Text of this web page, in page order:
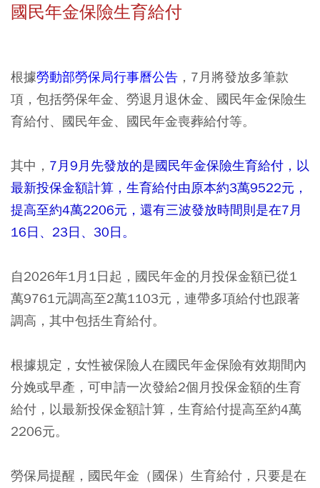
國民年金保險生育給付
根據勞動部勞保局行事曆公告 ，7月將發放多筆款
項，包括勞保年金、勞退月退休金、國民年金保險生
育給付、國民年金、國民年金喪葬給付等。
其中， 7月9月先發放的是國民年金保險生育給付，以
最新投保金額計算，生育給付由原本約3萬9522元，
提高至約4萬2206元，還有三波發放時間則是在7月
16日、23日、30日。
自2026年1月1日起，國民年金的月投保金額已從1
萬9761元調高至2萬1103元，連帶多項給付也跟著
調高，其中包括生育給付。
根據規定，女性被保險人在國民年金保險有效期間內
分娩或早產，可申請一次發給2個月投保金額的生育
給付，以最新投保金額計算，生育給付提高至約4萬
2206元。
勞保局提醒，國民年金（國保）生育給付，只要是在